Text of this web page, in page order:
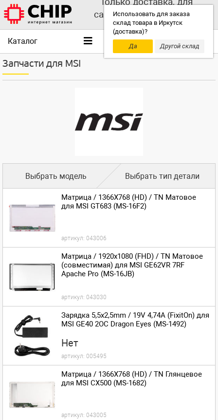
Использовать для заказа
склад товара в Иркутск
(доставка)?
Да
Другой склад
самовывоза выбирайте
другой склад!
Каталог
Запчасти для MSI
Выбрать модель Выбрать тип детали
Матрица / 1366X768 (HD) / TN Матовое
для MSI GT683 (MS-16F2)
артикул: 043006
Матрица / 1920x1080 (FHD) / TN Матовое
(совместимая) для MSI GE62VR 7RF
Apache Pro (MS-16JB)
артикул: 043030
Зарядка 5,5x2,5mm / 19V 4,74A (FixitOn) для
MSI GE40 2OC Dragon Eyes (MS-1492)
Нет
артикул: 005495
Матрица / 1366X768 (HD) / TN Глянцевое
для MSI CX500 (MS-1682)
артикул: 043005